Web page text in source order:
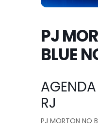
PJ
BLUE
RJ
PJ MORTON NO